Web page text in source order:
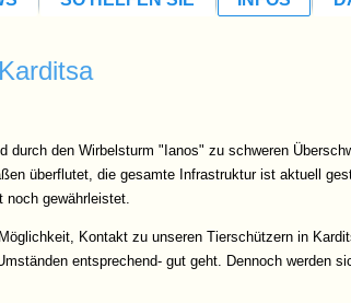
durch den Wirbelsturm "Ianos" zu schweren
überflutet, die gesamte Infrastruktur ist aktuell
noch gewährleistet.
Kontakt zu unseren Tierschützern in
entsprechend- gut geht. Dennoch werden